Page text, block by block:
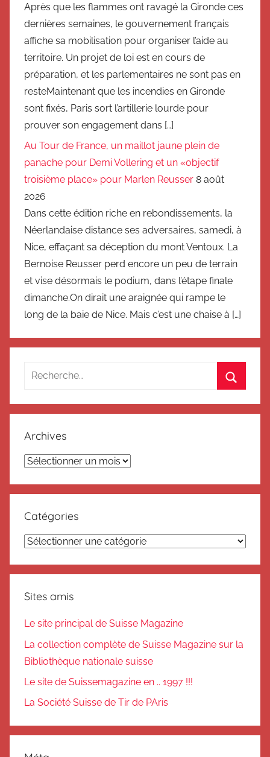
Après que les flammes ont ravagé la Gironde ces
dernières semaines, le gouvernement français
affiche sa mobilisation pour organiser l’aide au
territoire. Un projet de loi est en cours de
préparation, et les parlementaires ne sont pas en
resteMaintenant que les incendies en Gironde
sont fixés, Paris sort l’artillerie lourde pour
prouver son engagement dans […]
Au Tour de France, un maillot jaune plein de
panache pour Demi Vollering et un «objectif
troisième place» pour Marlen Reusser 8 août
2026
Dans cette édition riche en rebondissements, la
Néerlandaise distance ses adversaires, samedi, à
Nice, effaçant sa déception du mont Ventoux. La
Bernoise Reusser perd encore un peu de terrain
et vise désormais le podium, dans l’étape finale
dimanche.On dirait une araignée qui rampe le
long de la baie de Nice. Mais c’est une chaise à […]
Recherche
:
Archives
Archives
Catégories
Catégories
Sites amis
Le site principal de Suisse Magazine
La collection complète de Suisse Magazine sur la
Bibliothèque nationale suisse
Le site de Suissemagazine en .. 1997 !!!
La Société Suisse de Tir de PAris